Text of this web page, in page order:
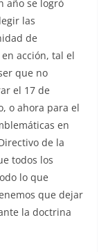
año se logró
las
de
acción, tal el
que no
el 17 de
o ahora para el
en
de la
todos los
lo que
que dejar
la doctrina